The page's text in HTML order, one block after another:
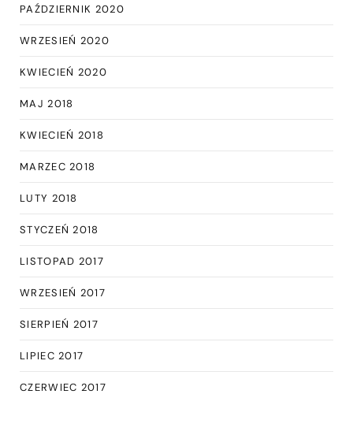
PAŹDZIERNIK 2020
WRZESIEŃ 2020
KWIECIEŃ 2020
MAJ 2018
KWIECIEŃ 2018
MARZEC 2018
LUTY 2018
STYCZEŃ 2018
LISTOPAD 2017
WRZESIEŃ 2017
SIERPIEŃ 2017
LIPIEC 2017
CZERWIEC 2017